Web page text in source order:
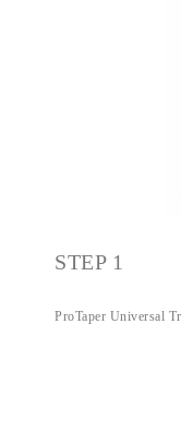
STEP 1
ProTaper Universal